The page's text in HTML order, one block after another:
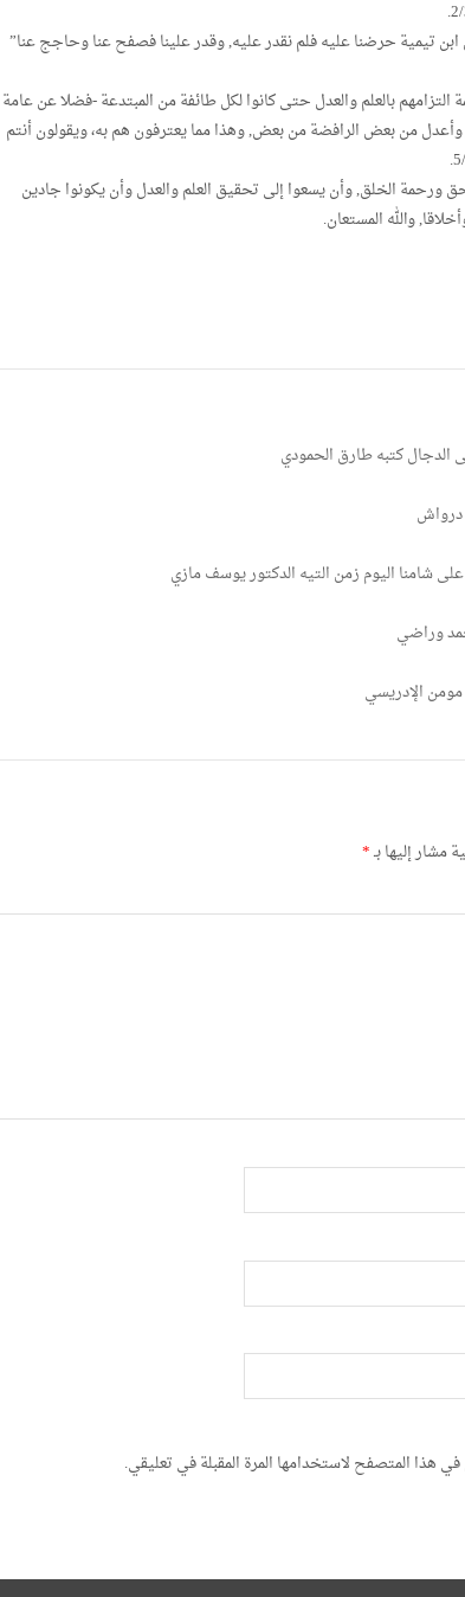
تيمية حرضنا عليه فلم نقدر عليه, وقدر علينا فصفح عنا وحاجج عنا”
بالعلم والعدل حتى كانوا لكل طائفة من المبتدعة -فضلا عن عامة
من بعض الرافضة من بعض, وهذا مما يعترفون هم به، ويقولون أنتم
ورحمة الخلق, وأن يسعوا إلى تحقيق العلم والعدل وأن يكونوا جادين
والله المستعان.
درواش
شامنا اليوم زمن التيه الدكتور يوسف مازي
وراضي
الإدريسي
مشار إليها بـ*
هذا المتصفح لاستخدامها المرة المقبلة في تعليقي.